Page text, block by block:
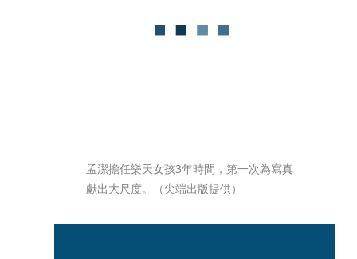
孟潔擔任樂天女孩3年時間，第一次為寫真
獻出大尺度。（尖端出版提供）